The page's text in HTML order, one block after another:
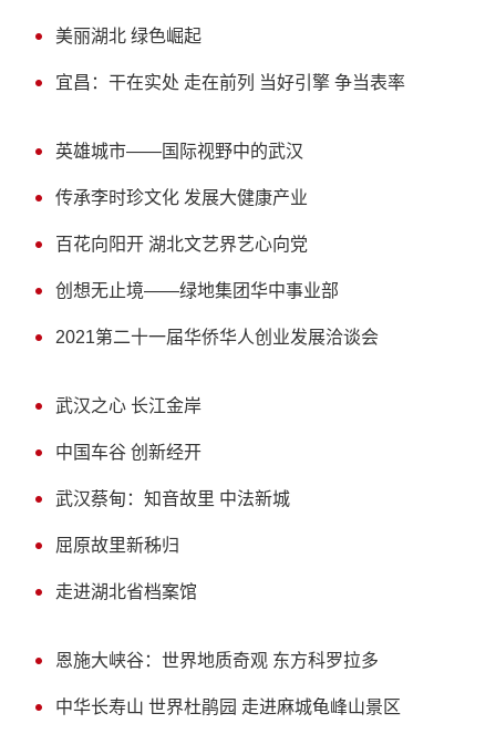
美丽湖北 绿色崛起
宜昌：干在实处 走在前列 当好引擎 争当表率
英雄城市——国际视野中的武汉
传承李时珍文化 发展大健康产业
百花向阳开 湖北文艺界艺心向党
创想无止境——绿地集团华中事业部
2021第二十一届华侨华人创业发展洽谈会
武汉之心 长江金岸
中国车谷 创新经开
武汉蔡甸：知音故里 中法新城
屈原故里新秭归
走进湖北省档案馆
恩施大峡谷：世界地质奇观 东方科罗拉多
中华长寿山 世界杜鹃园 走进麻城龟峰山景区